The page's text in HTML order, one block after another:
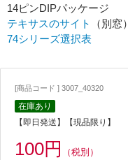
14ピンDIPパッケージ
テキサスのサイト
（別窓）
74シリーズ選択表
[商品コード ] 3007_40320
在庫あり
【即日発送】【現品限り】
100円 （税別）